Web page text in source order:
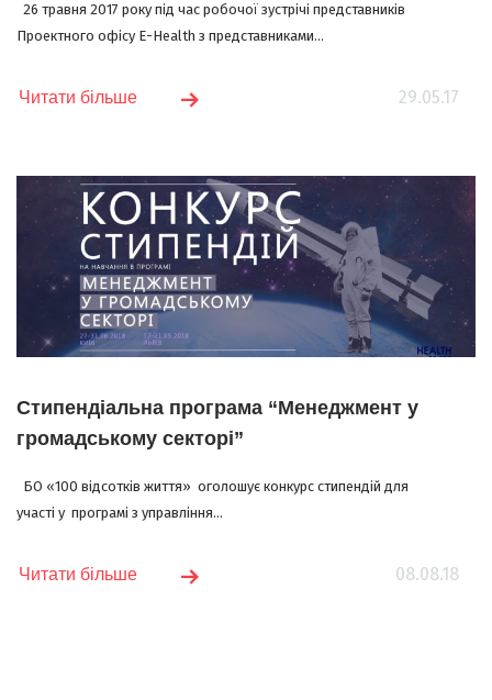
26 травня 2017 року під час робочої зустрічі представників
Проектного офісу E-Health з представниками...
29.05.17
Читати більше
Стипендіальна програма “Менеджмент у
громадському секторі”
БО «100 відсотків життя» оголошує конкурс стипендій для
участі у програмі з управління...
08.08.18
Читати більше